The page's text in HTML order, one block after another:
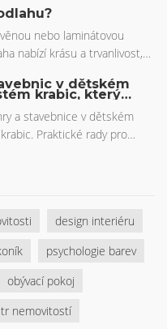
nebo laminátovou
nabízí krásu a trvanlivost,
každé z možností, včetně
nároky na údržbu. Čtěte dál
pro vás ta pravá.
v dětském
krabic, který
a stavebnice v dětském
Praktické rady pro
design interiéru
psychologie barev
obývací pokoj
nemovitostí